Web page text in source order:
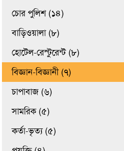
চোর পুলিশ (১৪)
বাড়িওয়ালা (৮)
হোটেল-রেস্টুরেন্ট (৮)
বিজ্ঞান-বিজ্ঞানী (৭)
চাপাবাজ (৬)
সামরিক (৫)
কর্তা-ভৃত্য (৫)